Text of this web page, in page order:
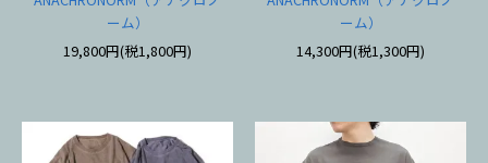
ーム）
19,800円(税1,800円)
ーム）
14,300円(税1,300円)